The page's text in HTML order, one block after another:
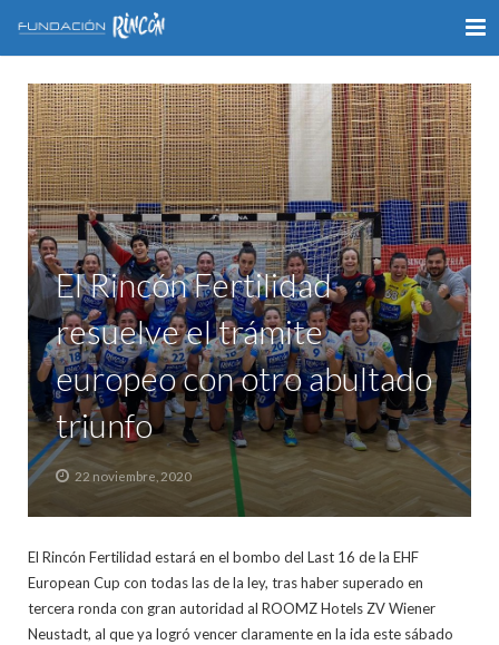
INICIO
LA FUNDACIÓN
APOYO AL DEPORTE
GALERÍA
VÍDEOS
COLABORA
CONTACTO
El Rincón Fertilidad
resuelve el trámite
europeo con otro abultado
triunfo
22 noviembre, 2020
El Rincón Fertilidad estará en el bombo del Last 16 de la EHF
European Cup con todas las de la ley, tras haber superado en
tercera ronda con gran autoridad al ROOMZ Hotels ZV Wiener
Neustadt, al que ya logró vencer claramente en la ida este sábado